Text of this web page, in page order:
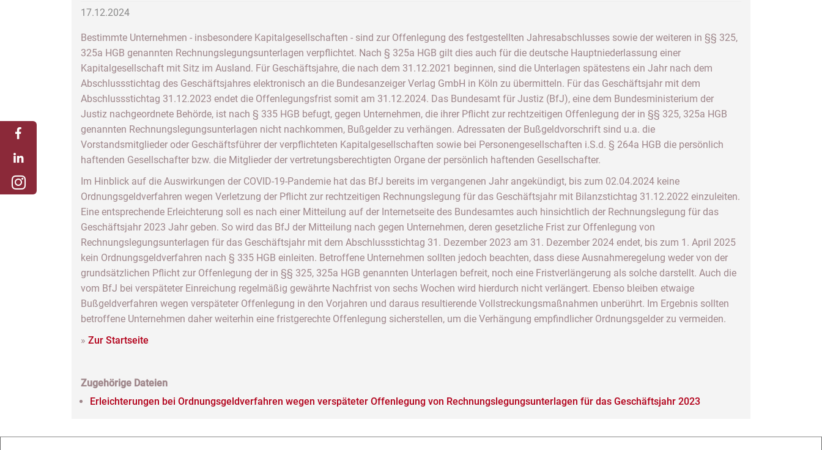
17.12.2024
Bestimmte Unternehmen - insbesondere Kapitalgesellschaften - sind zur Offenlegung des festgestellten Jahresabschlusses sowie der weiteren in §§ 325,
325a HGB genannten Rechnungslegungsunterlagen verpflichtet. Nach § 325a HGB gilt dies auch für die deutsche Hauptniederlassung einer
Kapitalgesellschaft mit Sitz im Ausland. Für Geschäftsjahre, die nach dem 31.12.2021 beginnen, sind die Unterlagen spätestens ein Jahr nach dem
Abschlussstichtag des Geschäftsjahres elektronisch an die Bundesanzeiger Verlag GmbH in Köln zu übermitteln. Für das Geschäftsjahr mit dem
Abschlussstichtag 31.12.2023 endet die Offenlegungsfrist somit am 31.12.2024. Das Bundesamt für Justiz (BfJ), eine dem Bundesministerium der
Justiz nachgeordnete Behörde, ist nach § 335 HGB befugt, gegen Unternehmen, die ihrer Pflicht zur rechtzeitigen Offenlegung der in §§ 325, 325a HGB
genannten Rechnungslegungsunterlagen nicht nachkommen, Bußgelder zu verhängen. Adressaten der Bußgeldvorschrift sind u.a. die
Vorstandsmitglieder oder Geschäftsführer der verpflichteten Kapitalgesellschaften sowie bei Personengesellschaften i.S.d. § 264a HGB die persönlich
haftenden Gesellschafter bzw. die Mitglieder der vertretungsberechtigten Organe der persönlich haftenden Gesellschafter.
Im Hinblick auf die Auswirkungen der COVID-19-Pandemie hat das BfJ bereits im vergangenen Jahr angekündigt, bis zum 02.04.2024 keine
Ordnungsgeldverfahren wegen Verletzung der Pflicht zur rechtzeitigen Rechnungslegung für das Geschäftsjahr mit Bilanzstichtag 31.12.2022 einzuleiten.
Eine entsprechende Erleichterung soll es nach einer Mitteilung auf der Internetseite des Bundesamtes auch hinsichtlich der Rechnungslegung für das
Geschäftsjahr 2023 Jahr geben. So wird das BfJ der Mitteilung nach gegen Unternehmen, deren gesetzliche Frist zur Offenlegung von
Rechnungslegungsunterlagen für das Geschäftsjahr mit dem Abschlussstichtag 31. Dezember 2023 am 31. Dezember 2024 endet, bis zum 1. April 2025
kein Ordnungsgeldverfahren nach § 335 HGB einleiten. Betroffene Unternehmen sollten jedoch beachten, dass diese Ausnahmeregelung weder von der
grundsätzlichen Pflicht zur Offenlegung der in §§ 325, 325a HGB genannten Unterlagen befreit, noch eine Fristverlängerung als solche darstellt. Auch die
vom BfJ bei verspäteter Einreichung regelmäßig gewährte Nachfrist von sechs Wochen wird hierdurch nicht verlängert. Ebenso bleiben etwaige
Bußgeldverfahren wegen verspäteter Offenlegung in den Vorjahren und daraus resultierende Vollstreckungsmaßnahmen unberührt. Im Ergebnis sollten
betroffene Unternehmen daher weiterhin eine fristgerechte Offenlegung sicherstellen, um die Verhängung empfindlicher Ordnungsgelder zu vermeiden.
» Zur Startseite
Zugehörige Dateien
Erleichterungen bei Ordnungsgeldverfahren wegen verspäteter Offenlegung von Rechnungslegungsunterlagen für das Geschäftsjahr 2023